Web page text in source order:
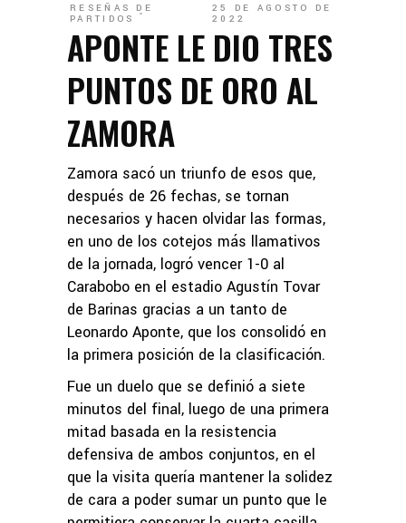
RESEÑAS DE
PARTIDOS
25 DE AGOSTO DE
2022
APONTE LE DIO TRES
PUNTOS DE ORO AL
ZAMORA
Zamora sacó un triunfo de esos que,
después de 26 fechas, se tornan
necesarios y hacen olvidar las formas,
en uno de los cotejos más llamativos
de la jornada, logró vencer 1-0 al
Carabobo en el estadio Agustín Tovar
de Barinas gracias a un tanto de
Leonardo Aponte, que los consolidó en
la primera posición de la clasificación.
Fue un duelo que se definió a siete
minutos del final, luego de una primera
mitad basada en la resistencia
defensiva de ambos conjuntos, en el
que la visita quería mantener la solidez
de cara a poder sumar un punto que le